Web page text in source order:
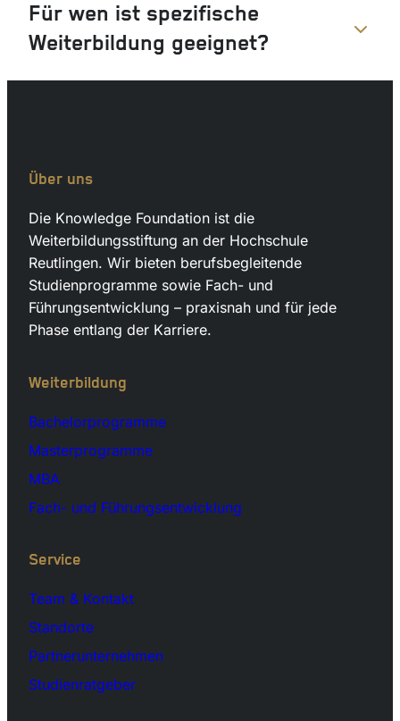
Für wen ist spezifische
Weiterbildung geeignet?
Über uns
Die Knowledge Foundation ist die
Weiterbildungsstiftung an der Hochschule
Reutlingen. Wir bieten berufsbegleitende
Studienprogramme sowie Fach- und
Führungsentwicklung – praxisnah und für jede
Phase entlang der Karriere.
Weiterbildung
Bachelorprogramme
Masterprogramme
MBA
Fach- und Führungsentwicklung
Service
Team & Kontakt
Standorte
Partnerunternehmen
Studienratgeber